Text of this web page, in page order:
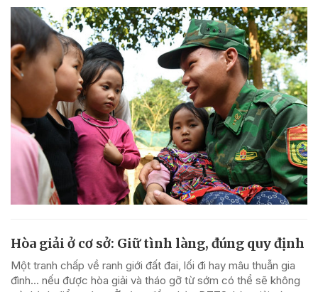
Hòa giải ở cơ sở: Giữ tình làng, đúng quy định
Một tranh chấp về ranh giới đất đai, lối đi hay mâu thuẫn gia
đình... nếu được hòa giải và tháo gỡ từ sớm có thể sẽ không